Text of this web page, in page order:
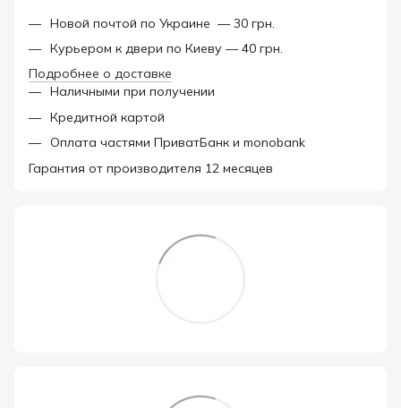
Новой почтой по Украине — 30 грн.
Курьером к двери по Киеву — 40 грн.
Подробнее о доставке
Наличными при получении
Кредитной картой
Оплата частями ПриватБанк и monobank
Гарантия от производителя 12 месяцев